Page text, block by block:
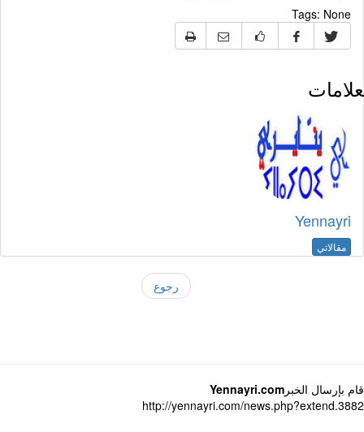
Tags:None
Yennayri
مقالاتي
رجوع
بإرسال الخبرYennayri.com
http://yennayri.com/